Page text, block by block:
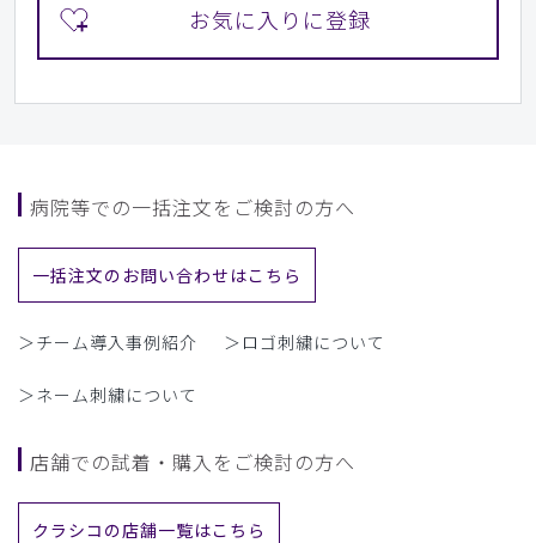
病院等での一括注文をご検討の方へ
一括注文のお問い合わせはこちら
＞チーム導入事例紹介 ＞ロゴ刺繍について
＞ネーム刺繍について
店舗での試着・購入をご検討の方へ
クラシコの店舗一覧はこちら